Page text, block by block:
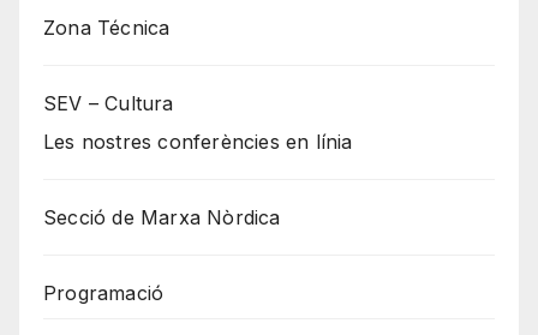
Zona Técnica
SEV – Cultura
Les nostres conferències en línia
Secció de Marxa Nòrdica
Programació